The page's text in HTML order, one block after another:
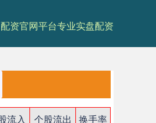
配资官网平台专业实盘配资
流入 个股流出
换手率